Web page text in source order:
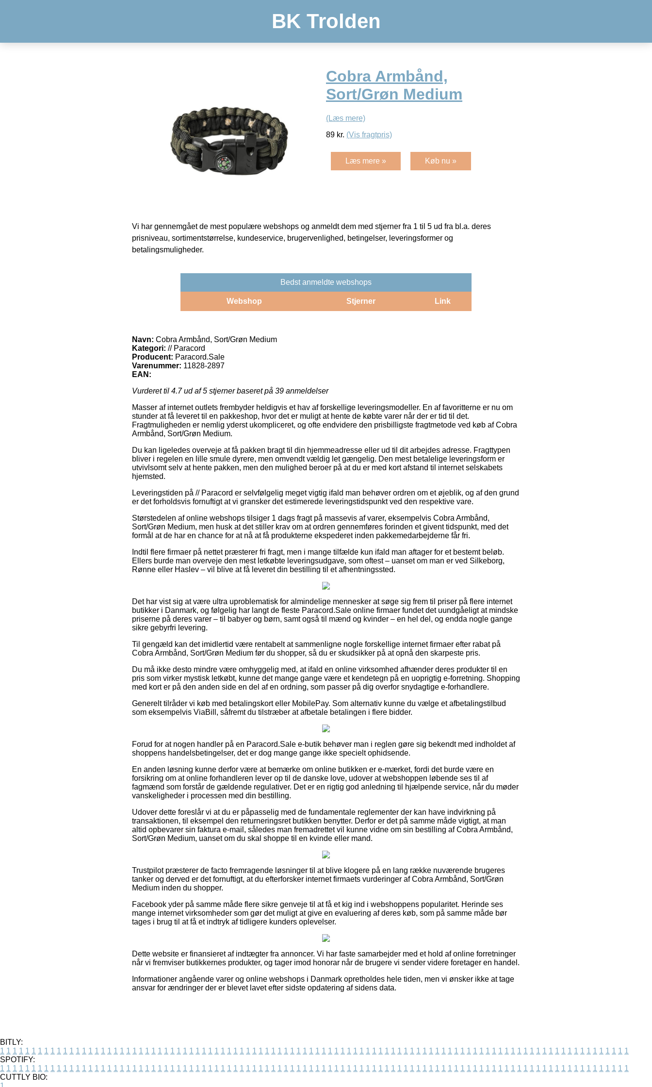
BK Trolden
Cobra Armbånd,
Sort/Grøn Medium
(Læs mere)
89 kr. (Vis fragtpris)
Læs mere » Køb nu »
Vi har gennemgået de mest populære webshops og anmeldt dem med stjerner fra 1 til 5 ud fra bl.a. deres
prisniveau, sortimentstørrelse, kundeservice, brugervenlighed, betingelser, leveringsformer og
betalingsmuligheder.
Bedst anmeldte webshops
Webshop Stjerner Link
Navn: Cobra Armbånd, Sort/Grøn Medium
Kategori: // Paracord
Producent: Paracord.Sale
Varenummer: 11828-2897
EAN:
Vurderet til 4.7ud af 5 stjerner baseret på 39 anmeldelser
Masser af internet outlets frembyder heldigvis et hav af forskellige leveringsmodeller. En af favoritterne er nu om
stunder at få leveret til en pakkeshop, hvor det er muligt at hente de købte varer når der er tid til det.
Fragtmuligheden er nemlig yderst ukompliceret, og ofte endvidere den prisbilligste fragtmetode ved køb af Cobra
Armbånd, Sort/Grøn Medium.
Du kan ligeledes overveje at få pakken bragt til din hjemmeadresse eller ud til dit arbejdes adresse. Fragttypen
bliver i regelen en lille smule dyrere, men omvendt vældig let gængelig. Den mest betalelige leveringsform er
utvivlsomt selv at hente pakken, men den mulighed beroer på at du er med kort afstand til internet selskabets
hjemsted.
Leveringstiden på // Paracord er selvfølgelig meget vigtig ifald man behøver ordren om et øjeblik, og af den grund
er det forholdsvis fornuftigt at vi gransker det estimerede leveringstidspunkt ved den respektive vare.
Størstedelen af online webshops tilsiger 1 dags fragt på massevis af varer, eksempelvis Cobra Armbånd,
Sort/Grøn Medium, men husk at det stiller krav om at ordren gennemføres forinden et givent tidspunkt, med det
formål at de har en chance for at nå at få produkterne ekspederet inden pakkemedarbejderne får fri.
Indtil flere firmaer på nettet præsterer fri fragt, men i mange tilfælde kun ifald man aftager for et bestemt beløb.
Ellers burde man overveje den mest letkøbte leveringsudgave, som oftest – uanset om man er ved Silkeborg,
Rønne eller Haslev – vil blive at få leveret din bestilling til et afhentningssted.
Det har vist sig at være ultra uproblematisk for almindelige mennesker at søge sig frem til priser på flere internet
butikker i Danmark, og følgelig har langt de fleste Paracord.Sale online firmaer fundet det uundgåeligt at mindske
priserne på deres varer – til babyer og børn, samt også til mænd og kvinder – en hel del, og endda nogle gange
sikre gebyrfri levering.
Til gengæld kan det imidlertid være rentabelt at sammenligne nogle forskellige internet firmaer efter rabat på
Cobra Armbånd, Sort/Grøn Medium før du shopper, så du er skudsikker på at opnå den skarpeste pris.
Du må ikke desto mindre være omhyggelig med, at ifald en online virksomhed afhænder deres produkter til en
pris som virker mystisk letkøbt, kunne det mange gange være et kendetegn på en uoprigtig e-forretning. Shopping
med kort er på den anden side en del af en ordning, som passer på dig overfor snydagtige e-forhandlere.
Generelt tilråder vi køb med betalingskort eller MobilePay. Som alternativ kunne du vælge et afbetalingstilbud
som eksempelvis ViaBill, såfremt du tilstræber at afbetale betalingen i flere bidder.
Forud for at nogen handler på en Paracord.Sale e-butik behøver man i reglen gøre sig bekendt med indholdet af
shoppens handelsbetingelser, det er dog mange gange ikke specielt ophidsende.
En anden løsning kunne derfor være at bemærke om online butikken er e-mærket, fordi det burde være en
forsikring om at online forhandleren lever op til de danske love, udover at webshoppen løbende ses til af
fagmænd som forstår de gældende regulativer. Det er en rigtig god anledning til hjælpende service, når du møder
vanskeligheder i processen med din bestilling.
Udover dette foreslår vi at du er påpasselig med de fundamentale reglementer der kan have indvirkning på
transaktionen, til eksempel den returneringsret butikken benytter. Derfor er det på samme måde vigtigt, at man
altid opbevarer sin faktura e-mail, således man fremadrettet vil kunne vidne om sin bestilling af Cobra Armbånd,
Sort/Grøn Medium, uanset om du skal shoppe til en kvinde eller mand.
Trustpilot præsterer de facto fremragende løsninger til at blive klogere på en lang række nuværende brugeres
tanker og derved er det fornuftigt, at du efterforsker internet firmaets vurderinger af Cobra Armbånd, Sort/Grøn
Medium inden du shopper.
Facebook yder på samme måde flere sikre genveje til at få et kig ind i webshoppens popularitet. Herinde ses
mange internet virksomheder som gør det muligt at give en evaluering af deres køb, som på samme måde bør
tages i brug til at få et indtryk af tidligere kunders oplevelser.
Dette website er finansieret af indtægter fra annoncer. Vi har faste samarbejder med et hold af online forretninger
når vi fremviser butikkernes produkter, og tager imod honorar når de brugere vi sender videre foretager en handel.
Informationer angående varer og online webshops i Danmark opretholdes hele tiden, men vi ønsker ikke at tage
ansvar for ændringer der er blevet lavet efter sidste opdatering af sidens data.
BITLY:
1 1 1 1 1 1 1 1 1 1 1 1 1 1 1 1 1 1 1 1 1 1 1 1 1 1 1 1 1 1 1 1 1 1 1 1 1 1 1 1 1 1 1 1 1 1 1 1 1 1 1 1 1 1 1 1 1 1 1 1 1 1 1 1 1 1 1 1 1 1 1 1 1 1 1 1 1 1 1 1 1 1 1 1 1 1 1 1 1 1 1 1 1 1 1 1 1 1 1 1
SPOTIFY:
1 1 1 1 1 1 1 1 1 1 1 1 1 1 1 1 1 1 1 1 1 1 1 1 1 1 1 1 1 1 1 1 1 1 1 1 1 1 1 1 1 1 1 1 1 1 1 1 1 1 1 1 1 1 1 1 1 1 1 1 1 1 1 1 1 1 1 1 1 1 1 1 1 1 1 1 1 1 1 1 1 1 1 1 1 1 1 1 1 1 1 1 1 1 1 1 1 1 1 1
CUTTLY BIO: